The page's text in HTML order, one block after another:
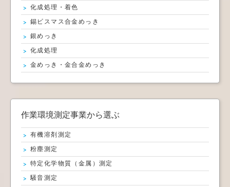
化成処理・着色
錫ビスマス合金めっき
銀めっき
化成処理
金めっき・金合金めっき
作業環境測定事業から選ぶ
有機溶剤測定
粉塵測定
特定化学物質（金属）測定
騒音測定